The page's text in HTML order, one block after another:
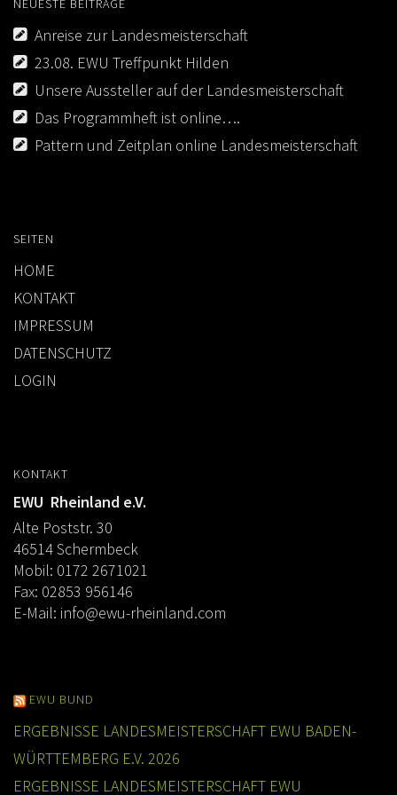
NEUESTE BEITRÄGE
Anreise zur Landesmeisterschaft
23.08. EWU Treffpunkt Hilden
Unsere Aussteller auf der Landesmeisterschaft
Das Programmheft ist online….
Pattern und Zeitplan online Landesmeisterschaft
SEITEN
HOME
KONTAKT
IMPRESSUM
DATENSCHUTZ
LOGIN
KONTAKT
EWU Rheinland e.V.
Alte Poststr. 30
46514 Schermbeck
Mobil: 0172 2671021
Fax: 02853 956146
E-Mail: info@ewu-rheinland.com
EWU BUND
ERGEBNISSE LANDESMEISTERSCHAFT EWU BADEN-
WÜRTTEMBERG E.V. 2026
ERGEBNISSE LANDESMEISTERSCHAFT EWU